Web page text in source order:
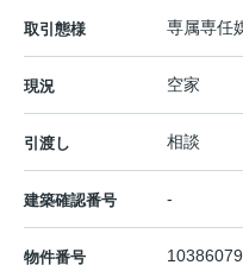
取引態様 専属専任
現況 空家
引渡し 相談
建築確認番号 -
物件番号